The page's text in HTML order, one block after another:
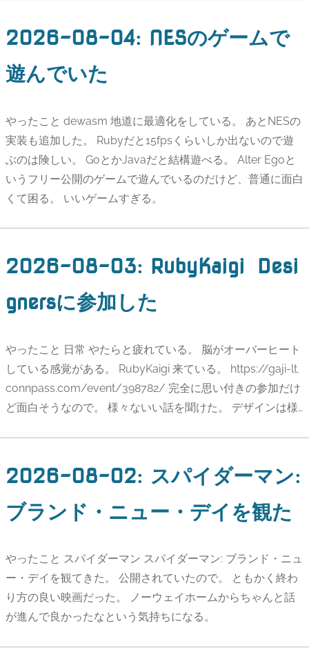
2026-08-04: NESのゲームで
遊んでいた
やったこと dewasm 地道に最適化をしている。 あとNESの
実装も追加した。 Rubyだと15fpsくらいしか出ないので遊
ぶのは険しい。 GoとかJavaだと結構遊べる。 Alter Egoと
いうフリー公開のゲームで遊んでいるのだけど、普通に面白
くて困る。 いいゲームすぎる。
2026-08-03: RubyKaigi Desi
gnersに参加した
やったこと 日常 やたらと疲れている。 脳がオーバーヒート
している感覚がある。 RubyKaigi 来ている。 https://gaji-lt.
connpass.com/event/398782/ 完全に思い付きの参加だけ
ど面白そうなので。 様々ないい話を聞けた。 デザインは様…
2026-08-02: スパイダーマン:
ブランド・ニュー・デイを観た
やったこと スパイダーマン スパイダーマン: ブランド・ニュ
ー・デイを観てきた。 公開されていたので。 ともかく終わ
り方の良い映画だった。 ノーウェイホームからちゃんと話
が進んで良かったなという気持ちになる。